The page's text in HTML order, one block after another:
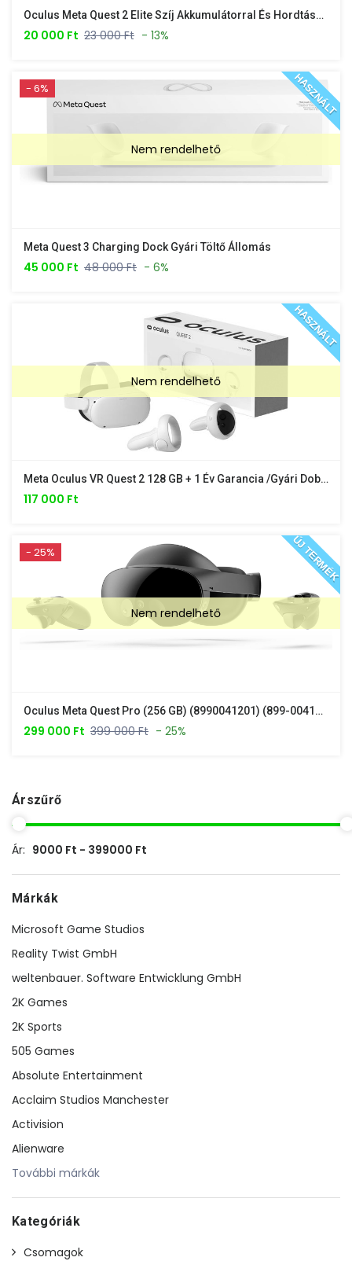
Oculus Meta Quest 2 Elite Szíj Akkumulátorral És Hordtáskával
20 000 Ft 23 000 Ft - 13%
- 6%
Nem rendelhető
HASZNÁLT
Meta Quest 3 Charging Dock Gyári Töltő Állomás
45 000 Ft 48 000 Ft - 6%
Nem rendelhető
HASZNÁLT
Meta Oculus VR Quest 2 128 GB + 1 Év Garancia /gyári Dobozában/
117 000 Ft
- 25%
Nem rendelhető
ÚJ TERMÉK
Oculus Meta Quest Pro (256 GB) (8990041201) (899-00416-01) /Új/
299 000 Ft 399 000 Ft - 25%
Árszűrő
Ár: 9000 Ft - 399000 Ft
Márkák
Microsoft Game Studios
Reality Twist GmbH
weltenbauer. Software Entwicklung GmbH
2K Games
2K Sports
505 Games
Absolute Entertainment
Acclaim Studios Manchester
Activision
Alienware
További márkák
Kategóriák
Csomagok